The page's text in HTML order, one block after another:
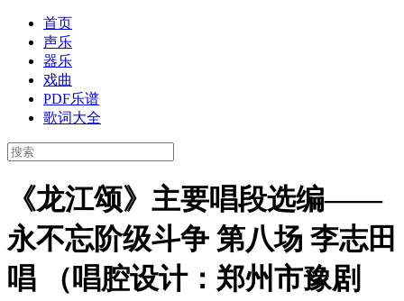
首页
声乐
器乐
戏曲
PDF乐谱
歌词大全
《龙江颂》主要唱段选编——
永不忘阶级斗争 第八场 李志田
唱 （唱腔设计：郑州市豫剧